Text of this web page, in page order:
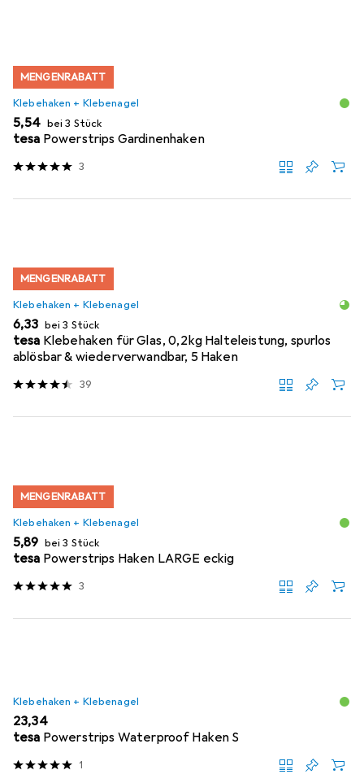
MENGENRABATT
Klebehaken + Klebenagel
EUR
5,54 bei 3 Stück
tesa Powerstrips Gardinenhaken
3
MENGENRABATT
Klebehaken + Klebenagel
EUR
6,33 bei 3 Stück
tesa Klebehaken für Glas, 0,2kg Halteleistung, spurlos
ablösbar & wiederverwandbar, 5 Haken
39
MENGENRABATT
Klebehaken + Klebenagel
EUR
5,89 bei 3 Stück
tesa Powerstrips Haken LARGE eckig
3
Klebehaken + Klebenagel
EUR
23,34
tesa Powerstrips Waterproof Haken S
1